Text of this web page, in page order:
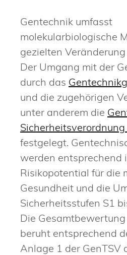
Gentechnik umfasst
molekularbiologische
gezielten
Der Umgang mit der
durch das
und die zugehörigen
unter anderem die
Sicherheitsverordnung
festgelegt.
werden entsprechend
Risikopotential für die
Gesundheit und die
Sicherheitsstufen S1
Die
beruht entsprechend
Anlage 1 der GenTSV